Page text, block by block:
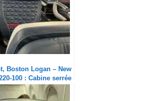
Boston Logan – New
100 : Cabine serrée
qualité